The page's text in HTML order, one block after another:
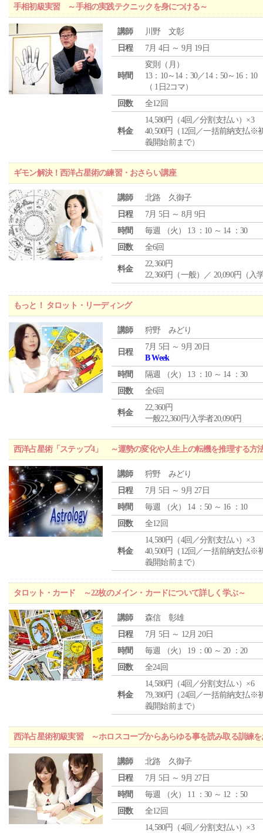
手相初級実習 ～手相の実践テクニックを身につける～
講師
川野 文彰
日程
7月 4日 ～ 9月 19日
時間
変則（月）
13：10～14：30／14：50～16：10
（ 1日2コマ）
回数
全12回
料金
14,580円（4回／分割支払い）×3
40,500円（12回／一括前納支払※
義開始前まで）
ギモン解決！西洋占星術の練習・おさらい講座
講師
北路 久御子
日程
7月 5日 ～ 8月 9日
時間
毎週 （火 ） 13 ：10 ～ 14 ：30
回数
全6回
料金
22,360円
22,360円（一般）／ 20,090円（入
もっと！ タロット・リーディング
講師 狩野 みどり
日程
7月 5日 ～ 9月 20日
B Week
時間
隔週 （火 ） 13 ：10 ～ 14 ：30
回数
全6回
料金
22,360円
一般22,360円/入学者20,090円
西洋占星術「ステップ4」 ～運勢の変化や人生上の転機を推理する方
講師
狩野 みどり
日程
7月 5日 ～ 9月 27日
時間
毎週 （火 ） 14 ：50 ～ 16 ：10
回数
全12回
料金
14,580円（4回／分割支払い）×3
40,500円（12回／一括前納支払※
義開始前まで）
タロット・カード ～22枚のメイン・カードについて詳しく学ぶ～
講師
森信 彰雄
日程
7月 5日 ～ 12月 20日
時間
毎週 （火 ） 19 ：00 ～ 20 ：20
回数
全24回
料金
14,580円（4回／分割支払い）×6
79,380円（24回／一括前納支払※
義開始前まで）
西洋占星術初級実習 ～ホロスコープからあらゆる事を読み取る訓練を
講師
北路 久御子
日程
7月 5日 ～ 9月 27日
時間
毎週 （火 ） 11 ：30 ～ 12 ：50
回数
全12回
14,580円（4回／分割支払い）×3